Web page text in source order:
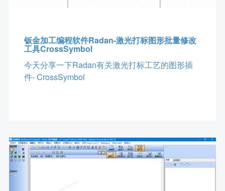
钣金加工编程软件Radan-激光打标图形批量修改
工具CrossSymbol
今天分享一下Radan有关激光打标工艺的图形插
件- CrossSymbol